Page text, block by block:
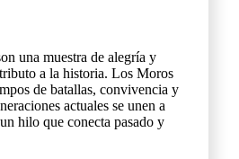
una muestra de alegría y
a la historia. Los Moros
de batallas, convivencia y
actuales se unen a
hilo que conecta pasado y